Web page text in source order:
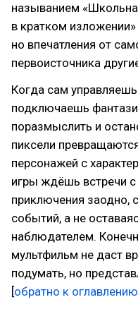
называнием
в кратком
но впечатления от
первоисточника
Когда сам
подключаешь
поразмыслить и
пиксели
персонажей с
игры ждёшь встречи
приключения заодно,
событий, а не
наблюдателем.
мультфильм не даст
подумать, но
[обратно к оглавлению